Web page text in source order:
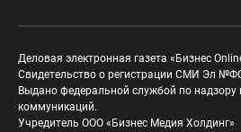
Деловая электронная газета «Бизнес
Свидетельство о регистрации СМИ Эл
Выдано федеральной службой по надзору
коммуникаций.
Учредитель ООО «Бизнес Медия Холдинг»